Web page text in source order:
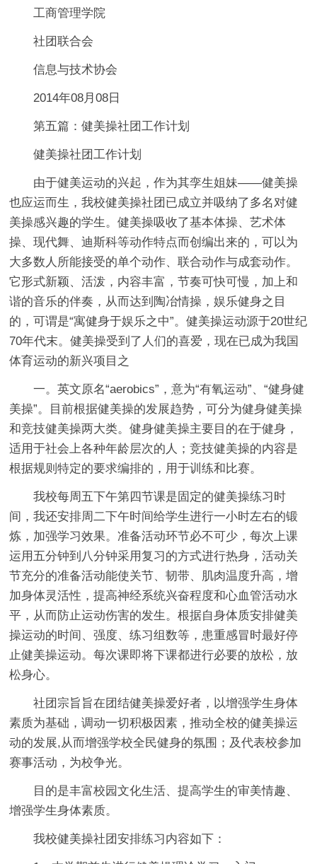
工商管理学院
社团联合会
信息与技术协会
2014年08月08日
第五篇：健美操社团工作计划
健美操社团工作计划
由于健美运动的兴起，作为其孪生姐妹——健美操
也应运而生，我校健美操社团已成立并吸纳了多名对健
美操感兴趣的学生。健美操吸收了基本体操、艺术体
操、现代舞、迪斯科等动作特点而创编出来的，可以为
大多数人所能接受的单个动作、联合动作与成套动作。
它形式新颖、活泼，内容丰富，节奏可快可慢，加上和
谐的音乐的伴奏，从而达到陶冶情操，娱乐健身之目
的，可谓是“寓健身于娱乐之中”。健美操运动源于20世纪
70年代末。健美操受到了人们的喜爱，现在已成为我国
体育运动的新兴项目之
一。英文原名“aerobics”，意为“有氧运动”、“健身健
美操”。目前根据健美操的发展趋势，可分为健身健美操
和竞技健美操两大类。健身健美操主要目的在于健身，
适用于社会上各种年龄层次的人；竞技健美操的内容是
根据规则特定的要求编排的，用于训练和比赛。
我校每周五下午第四节课是固定的健美操练习时
间，我还安排周二下午时间给学生进行一小时左右的锻
炼，加强学习效果。准备活动环节必不可少，每次上课
运用五分钟到八分钟采用复习的方式进行热身，活动关
节充分的准备活动能使关节、韧带、肌肉温度升高，增
加身体灵活性，提高神经系统兴奋程度和心血管活动水
平，从而防止运动伤害的发生。根据自身体质安排健美
操运动的时间、强度、练习组数等，患重感冒时最好停
止健美操运动。每次课即将下课都进行必要的放松，放
松身心。
社团宗旨旨在团结健美操爱好者，以增强学生身体
素质为基础，调动一切积极因素，推动全校的健美操运
动的发展,从而增强学校全民健身的氛围；及代表校参加
赛事活动，为校争光。
目的是丰富校园文化生活、提高学生的审美情趣、
增强学生身体素质。
我校健美操社团安排练习内容如下：